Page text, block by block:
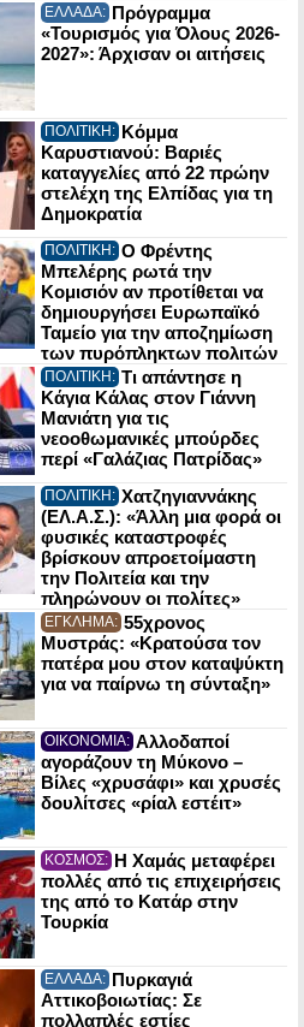
ΕΛΛΑΔΑ: Πρόγραμμα
«Τουρισμός για Όλους 2026-
2027»: Άρχισαν οι αιτήσεις
ΠΟΛΙΤΙΚΗ: Κόμμα
Καρυστιανού: Βαριές
καταγγελίες από 22 πρώην
στελέχη της Ελπίδας για τη
Δημοκρατία
ΠΟΛΙΤΙΚΗ: Ο Φρέντης
Μπελέρης ρωτά την
Κομισιόν αν προτίθεται να
δημιουργήσει Ευρωπαϊκό
Ταμείο για την αποζημίωση
των πυρόπληκτων πολιτών
ΠΟΛΙΤΙΚΗ: Τι απάντησε η
Κάγια Κάλας στον Γιάννη
Μανιάτη για τις
νεοοθωμανικές μπούρδες
περί «Γαλάζιας Πατρίδας»
ΠΟΛΙΤΙΚΗ: Χατζηγιαννάκης
(ΕΛ.Α.Σ.): «Άλλη μια φορά οι
φυσικές καταστροφές
βρίσκουν απροετοίμαστη
την Πολιτεία και την
πληρώνουν οι πολίτες»
ΕΓΚΛΗΜΑ: 55χρονος
Μυστράς: «Κρατούσα τον
πατέρα μου στον καταψύκτη
για να παίρνω τη σύνταξη»
ΟΙΚΟΝΟΜΙΑ: Αλλοδαποί
αγοράζουν τη Μύκονο –
Βίλες «χρυσάφι» και χρυσές
δουλίτσες «ρίαλ εστέιτ»
ΚΟΣΜΟΣ: Η Χαμάς μεταφέρει
πολλές από τις επιχειρήσεις
της από το Κατάρ στην
Τουρκία
ΕΛΛΑΔΑ: Πυρκαγιά
Αττικοβοιωτίας: Σε
πολλαπλές εστίες